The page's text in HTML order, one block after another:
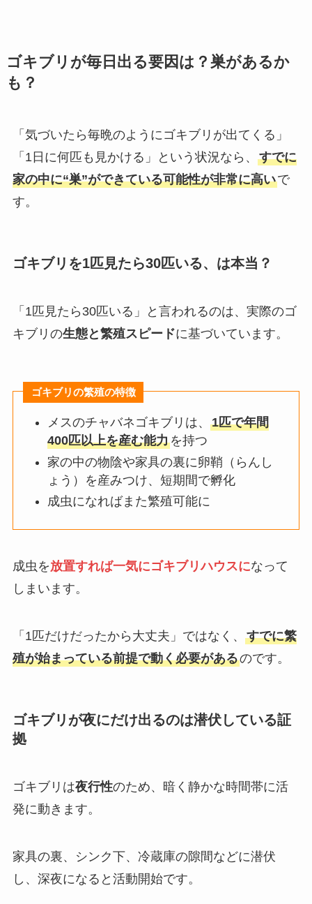
ゴキブリが毎日出る要因は？巣があるか
も？
「気づいたら毎晩のようにゴキブリが出てくる」
「1日に何匹も見かける」という状況なら、 すでに
家の中に“巣”ができている可能性が非常に高いで
す。
ゴキブリを1匹見たら30匹いる、は本当？
「1匹見たら30匹いる」と言われるのは、実際のゴ
キブリの生態と繁殖スピードに基づいています。
ゴキブリの繁殖の特徴
メスのチャバネゴキブリは、1匹で年間
400匹以上を産む能力を持つ
家の中の物陰や家具の裏に卵鞘（らんし
ょう）を産みつけ、短期間で孵化
成虫になればまた繁殖可能に
成虫を放置すれば一気にゴキブリハウスになって
しまいます。
「1匹だけだったから大丈夫」ではなく、 すでに繁
殖が始まっている前提で動く必要があるのです。
ゴキブリが夜にだけ出るのは潜伏している証
拠
ゴキブリは夜行性のため、暗く静かな時間帯に活
発に動きます。
家具の裏、シンク下、冷蔵庫の隙間などに潜伏
し、深夜になると活動開始です。